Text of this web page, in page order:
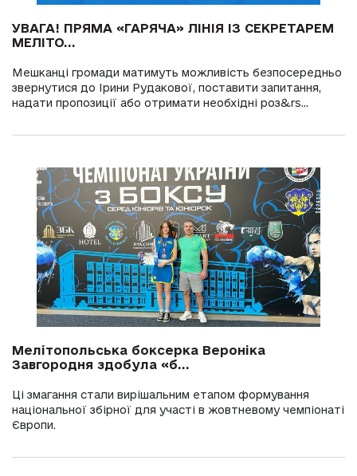
УВАГА! ПРЯМА «ГАРЯЧА» ЛІНІЯ ІЗ СЕКРЕТАРЕМ
МЕЛІТО...
Мешканці громади матимуть можливість безпосередньо
звернутися до Ірини Рудакової, поставити запитання,
надати пропозиції або отримати необхідні роз&rs...
Мелітопольська боксерка Вероніка
Завгородня здобула «б...
Ці змагання стали вирішальним етапом формування
національної збірної для участі в жовтневому чемпіонаті
Європи.